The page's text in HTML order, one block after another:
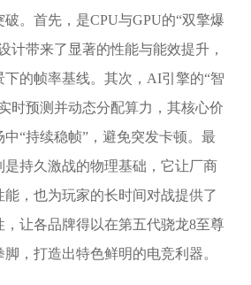
。首先，是CPU与GPU的“双擎爆
计带来了显著的性能与能效提升，
的帧率基线。其次，AI引擎的“智
时预测并动态分配算力，其核心价
“持续稳帧”，避免突发卡顿。最
是持久激战的物理基础，它让厂商
能，也为玩家的长时间对战提供了
，让各品牌得以在第五代骁龙8至尊
，打造出特色鲜明的电竞利器。